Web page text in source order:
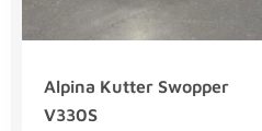
Alpina Kutter Swopper
V330S